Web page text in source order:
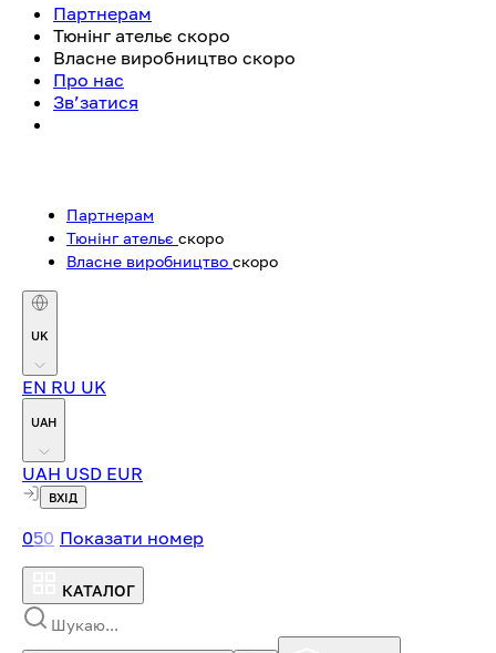
Партнерам
Тюнінг ательє скоро
Власне виробництво скоро
Про нас
Зв’затися
Партнерам
Тюнінг ательє скоро
Власне виробництво скоро
UK
EN RU UK
UAH
UAH USD EUR
ВХІД
050 Показати номер
КАТАЛОГ